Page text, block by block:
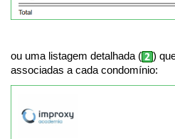
ou uma listagem detalhada (
)
associadas a cada condomínio: